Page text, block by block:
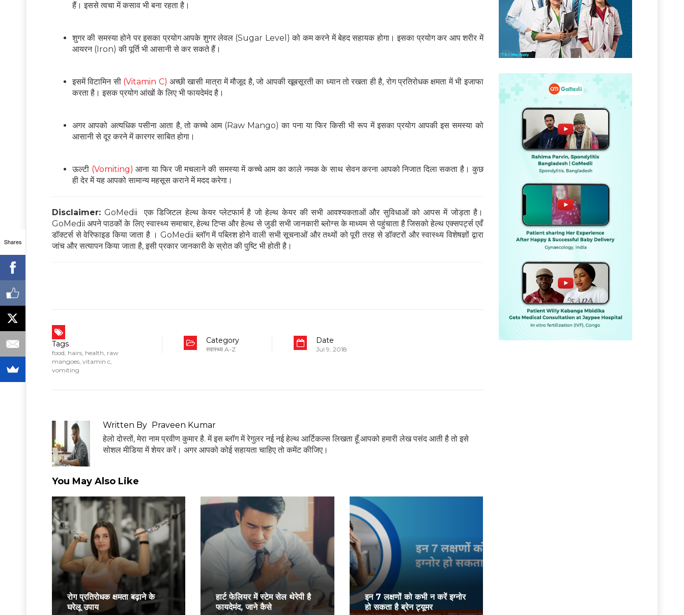
हैं। इससे त्वचा में कसाव भी बना रहता है।
शुगर की समस्या होने पर इसका प्रयोग आपके शुगर लेवल (Sugar Level) को कम करने में बेहद सहायक होगा। इसका प्रयोग कर आप शरीर में
आयरन (Iron) की पूर्ति भी आसानी से कर सकते हैं।
इसमें विटामिन सी (Vitamin C) अच्छी खासी मात्रा में मौजूद है, जो आपकी खूबसूरती का ध्यान तो रखता ही है, रोग प्रतिरोधक क्षमता में भी इजाफा
करता है। इसक प्रयोग आंखों के लिए भी फायदेमंद है।
अगर आपको अत्यधिक पसीना आता है, तो कच्चे आम (Raw Mango) का पना या फिर किसी भी रूप में इसका प्रयोग आपकी इस समस्या को
आसानी से दूर करने में कारगर साबित होगा।
ऊल्टी (Vomiting) आना या फिर जी मचलाने की समस्या में कच्चे आम का काले नमक के साथ सेवन करना आपको निजात दिला सकता है। कुछ
ही देर में य‍ह आपको सामान्य महसूस कराने में मदद करेगा।
Disclaimer: GoMedii एक डिजिटल हेल्थ केयर प्लेटफार्म है जो हेल्थ केयर की सभी आवश्यकताओं और सुविधाओं को आपस में जोड़ता है।
GoMedii अपने पाठकों के लिए स्वास्थ्य समाचार, हेल्थ टिप्स और हेल्थ से जुडी सभी जानकारी ब्लोग्स के माध्यम से पहुंचाता है जिसको हेल्थ एक्सपर्ट्स एवँ
डॉक्टर्स से वेरिफाइड किया जाता है । GoMedii ब्लॉग में पब्लिश होने वाली सभी सूचनाओं और तथ्यों को पूरी तरह से डॉक्टरों और स्वास्थ्य विशेषज्ञों द्वारा
जांच और सत्यापन किया जाता है, इसी प्रकार जानकारी के स्रोत की पुष्टि भी होती है।
Tags
food, hairs, health, raw
mangoes, vitamin c,
vomiting
Category
स्वास्थ्य A-Z
Date
Jul 9, 2018
Written By
Praveen Kumar
हेलो दोस्तों, मेरा नाम प्रवीण कुमार है. में इस ब्लॉग में रेगुलर नई नई हेल्थ आर्टिकल्स लिखता हूँ.आपको हमारी लेख पसंद आती है तो इसे
सोशल मीडिया में शेयर करें। अगर आपको कोई सहायता चाहिए तो कमेंट कीजिए।
You May Also Like
रोग प्रतिरोधक क्षमता बढ़ाने के
घरेलू उपाय
हार्ट फेलियर में स्टेम सेल थेरेपी है
फायदेमंद, जाने कैसे
इन 7 लक्षणों को कभी न करें इग्नोर
हो सकता है ब्रेन ट्यूमर
Shares